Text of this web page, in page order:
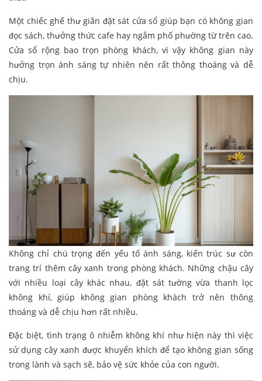
Một chiếc ghế thư giãn đặt sát cửa sổ giúp bạn có không gian
đọc sách, thưởng thức cafe hay ngắm phố phường từ trên cao.
Cửa sổ rộng bao trọn phòng khách, vì vậy không gian này
hưởng trọn ánh sáng tự nhiên nên rất thông thoáng và dễ
chịu.
Không chỉ chú trọng đến yếu tố ánh sáng, kiến trúc sư còn
trang trí thêm cây xanh trong phòng khách. Những chậu cây
với nhiều loại cây khác nhau, đặt sát tường vừa thanh lọc
không khí, giúp không gian phòng khách trở nên thông
thoáng và dễ chịu hơn rất nhiều.
Đặc biệt, tình trạng ô nhiễm không khí như hiện này thì việc
sử dụng cây xanh được khuyến khích để tạo không gian sống
trong lành và sạch sẽ, bảo vệ sức khỏe của con người.